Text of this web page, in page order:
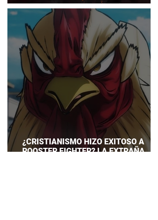
DUNGEONS & DRAGONS ¿TE
¿CRISTIANISMO HIZO EXITOSO A
ROOSTER FIGHTER? LA EXTRAÑA